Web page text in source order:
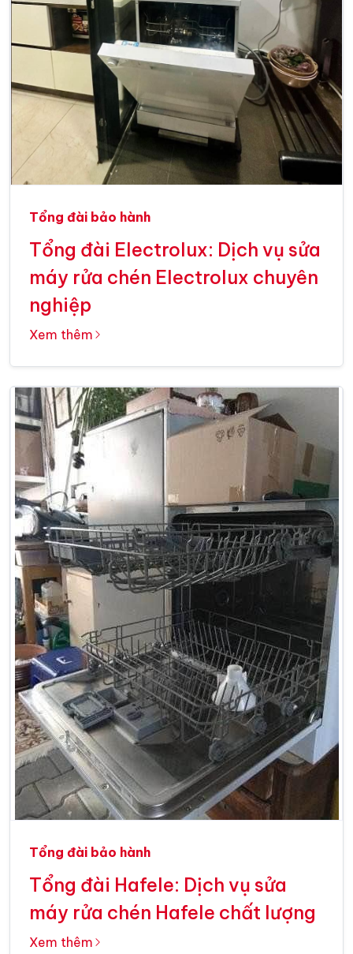
Tổng đài bảo hành
Tổng đài Electrolux: Dịch vụ sửa
máy rửa chén Electrolux chuyên
nghiệp
Xem thêm
Tổng đài bảo hành
Tổng đài Hafele: Dịch vụ sửa
máy rửa chén Hafele chất lượng
Xem thêm